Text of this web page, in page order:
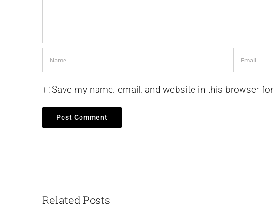
Save my name, email, and website in this browser
Related Posts